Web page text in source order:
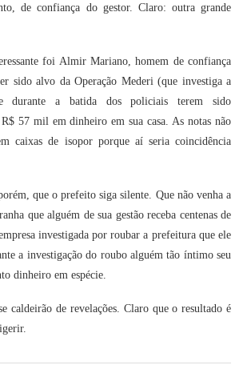
de confiança do gestor. Claro: outra grande
foi Almir Mariano, homem de confiança
sido alvo da Operação Mederi (que investiga a
durante a batida dos policiais terem sido
57 mil em dinheiro em sua casa. As notas não
caixas de isopor porque aí seria coincidência
que o prefeito siga silente. Que não venha a
que alguém de sua gestão receba centenas de
investigada por roubar a prefeitura que ele
a investigação do roubo alguém tão íntimo seu
dinheiro em espécie.
caldeirão de revelações. Claro que o resultado é